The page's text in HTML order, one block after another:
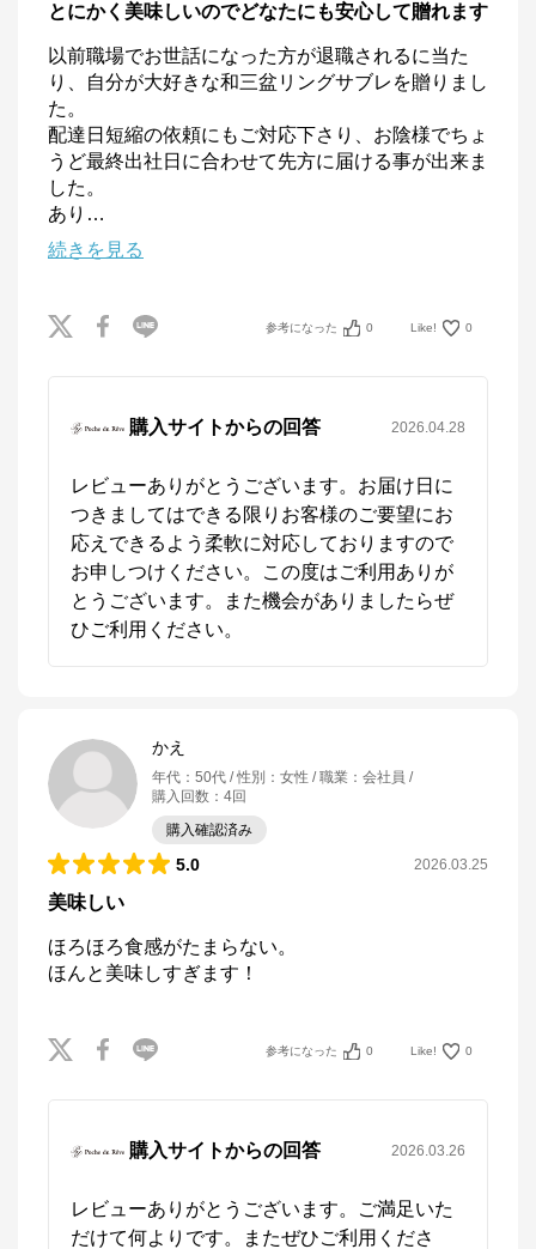
とにかく美味しいのでどなたにも安心して贈れます
以前職場でお世話になった方が退職されるに当た
り、自分が大好きな和三盆リングサブレを贈りまし
た。
配達日短縮の依頼にもご対応下さり、お陰様でちょ
うど最終出社日に合わせて先方に届ける事が出来ま
した。
あり …
続きを見る
参考になった 0 Like! 0
購入サイトからの回答 2026.04.28
レビューありがとうございます。お届け日に
つきましてはできる限りお客様のご要望にお
応えできるよう柔軟に対応しておりますので
お申しつけください。この度はご利用ありが
とうございます。また機会がありましたらぜ
ひご利用ください。
かえ
年代 ： 50代 性別 ： 女性 職業 ： 会社員
購入回数 ： 4回
購入確認済み
5.0 2026.03.25
美味しい
ほろほろ食感がたまらない。
ほんと美味しすぎます！
参考になった 0 Like! 0
購入サイトからの回答 2026.03.26
レビューありがとうございます。ご満足いた
だけて何よりです。またぜひご利用くださ
※外部サイトが開きます
ポッシュ・ドゥ・レーヴ芦屋　オンラインショ
ップ
からのコメント